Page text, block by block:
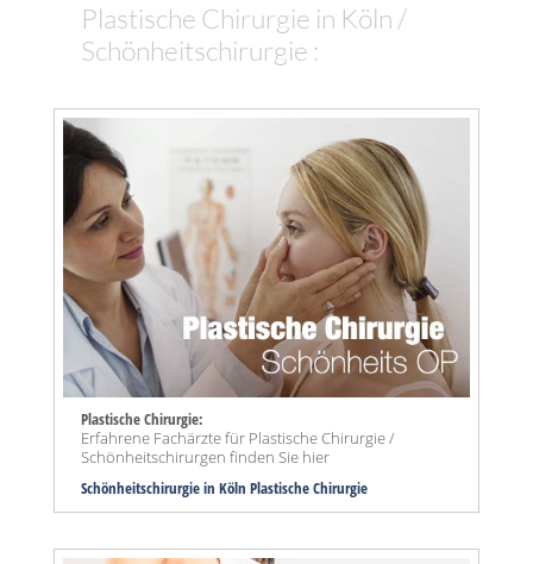
Plastische Chirurgie in Köln /
Schönheitschirurgie :
Plastische Chirurgie:
Erfahrene Fachärzte für Plastische Chirurgie /
Schönheitschirurgen finden Sie hier
Schönheitschirurgie in Köln Plastische Chirurgie